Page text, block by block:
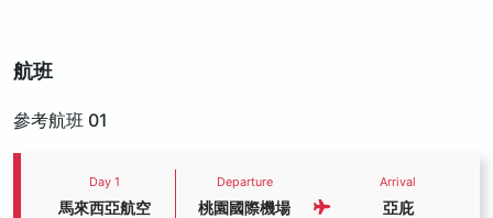
航班
參考航班 01
Day 1
馬來西亞航空
Departure
桃園國際機場
Arrival
亞庇